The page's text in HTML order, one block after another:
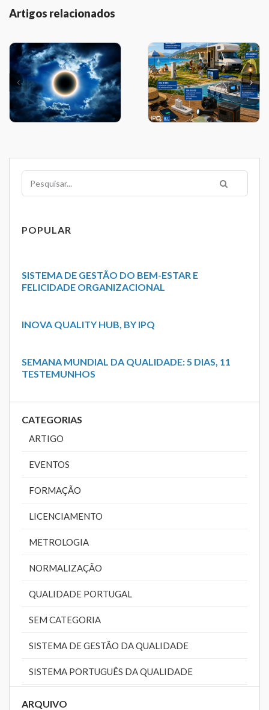
Artigos relacionados
Pesquisar
POPULAR
SISTEMA DE GESTÃO DO BEM-ESTAR E
FELICIDADE ORGANIZACIONAL
INOVA QUALITY HUB, BY IPQ
SEMANA MUNDIAL DA QUALIDADE: 5 DIAS, 11
TESTEMUNHOS
CATEGORIAS
ARTIGO
EVENTOS
FORMAÇÃO
LICENCIAMENTO
METROLOGIA
NORMALIZAÇÃO
QUALIDADE PORTUGAL
SEM CATEGORIA
SISTEMA DE GESTÃO DA QUALIDADE
SISTEMA PORTUGUÊS DA QUALIDADE
ARQUIVO